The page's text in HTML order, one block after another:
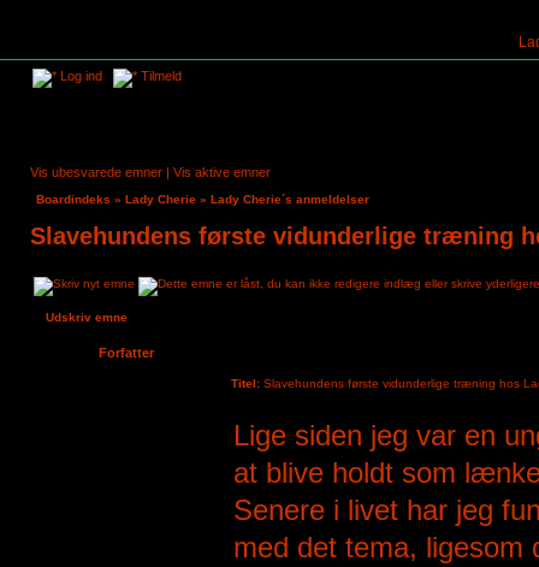
Log ind Tilmeld
Vis ubesvarede emner | Vis aktive emner
Boardindeks » Lady Cherie » Lady Cherie´s anmeldelser
Slavehundens første vidunderlige træning
Udskriv emne
Forfatter
Titel: Slavehundens første vidunderlige træning hos
Lige siden jeg var en
at blive holdt som
Senere i livet har jeg
med det tema, ligesom